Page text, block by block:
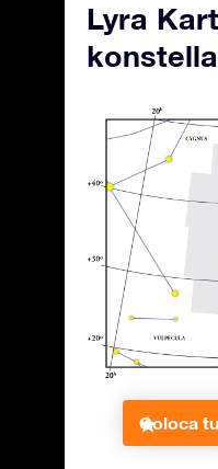
Lyra
Coloca